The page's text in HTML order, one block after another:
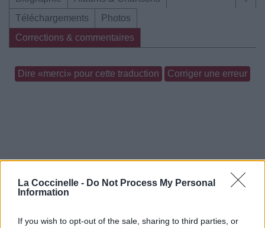
La Coccinelle - Do Not Process My Personal
Information
If you wish to opt-out of the sale, sharing to third parties, or
Téléchargements
Photos
Corrections & commentaires
Dire «merci» pour cette traduction Corriger une erreur